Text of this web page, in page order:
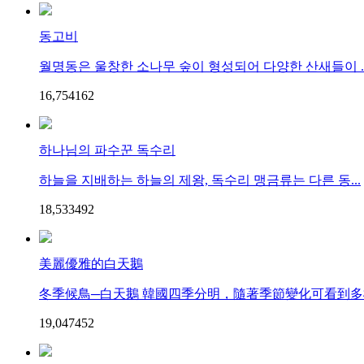
동고비
월명동은 울창한 소나무 숲이 형성되어 다양한 산새들이
16,754162
하나님의 파수꾼 독수리
하늘을 지배하는 하늘의 제왕, 독수리 맹금류는 다른 동...
18,533492
美麗優雅的白天鵝
冬季候鳥─白天鵝 韓國四季分明，隨著季節變化可看到
19,047452